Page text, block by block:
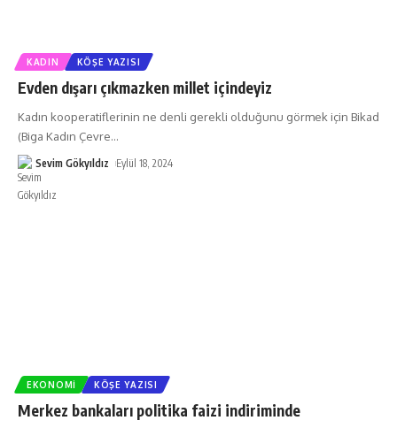
KADIN KÖŞE YAZISI
Evden dışarı çıkmazken millet içindeyiz
Kadın kooperatiflerinin ne denli gerekli olduğunu görmek için Bikad
(Biga Kadın Çevre…
Sevim Gökyıldız Eylül 18, 2024
EKONOMI KÖŞE YAZISI
Merkez bankaları politika faizi indiriminde